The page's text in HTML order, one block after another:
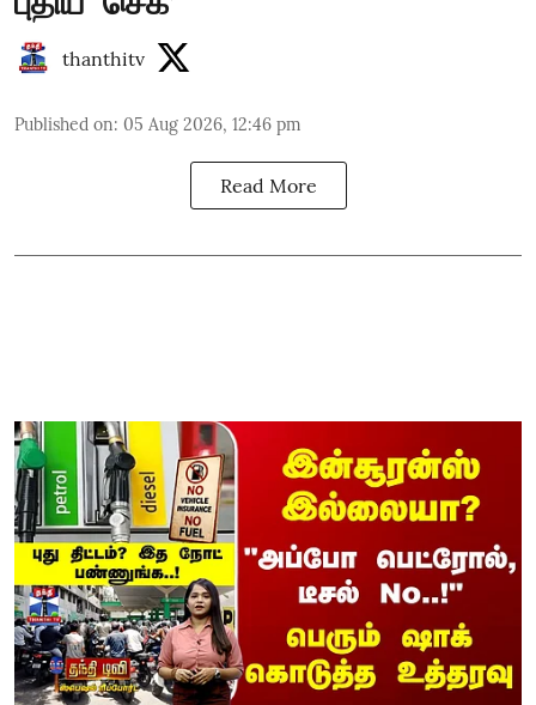
thanthitv
Published on: 05 Aug 2026, 12:46 pm
Read More